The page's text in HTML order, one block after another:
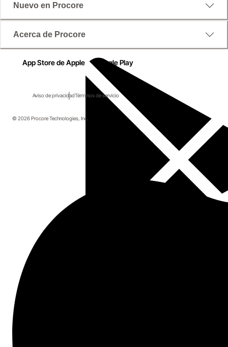
Costos De Mano De Obra Y
Presupuestos Unitarios en
Tiempo Real
Duración: 1 minutos
Finanzas de proyectos
Seguimiento de recursos
Nuevo en Procore
Acerca de Procore
App Store de Apple Google Play
Aviso de privacidadTérminos de servicio
© 2026 Procore Technologies, Inc.